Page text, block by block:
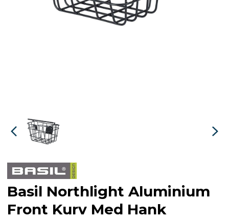
Basil Northlight Aluminium
Front Kurv Med Hank